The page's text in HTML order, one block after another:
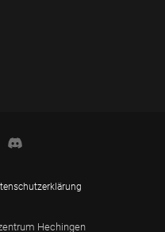
Hechingen